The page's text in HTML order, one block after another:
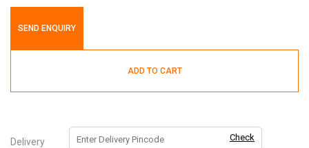
SEND ENQUIRY
ADD TO CART
Delivery Check